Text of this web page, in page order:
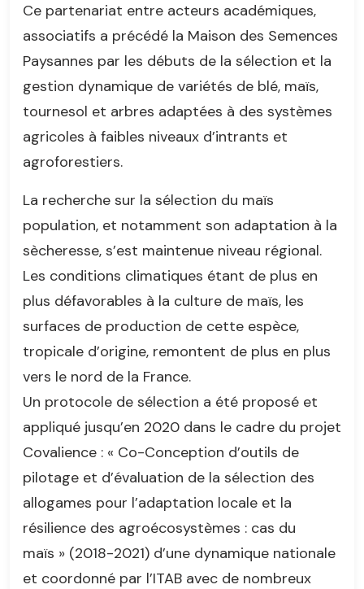
Ce partenariat entre acteurs académiques,
associatifs a précédé la Maison des Semences
Paysannes par les débuts de la sélection et la
gestion dynamique de variétés de blé, maïs,
tournesol et arbres adaptées à des systèmes
agricoles à faibles niveaux d’intrants et
agroforestiers.
La recherche sur la sélection du maïs
population, et notamment son adaptation à la
sècheresse, s’est maintenue niveau régional.
Les conditions climatiques étant de plus en
plus défavorables à la culture de maïs, les
surfaces de production de cette espèce,
tropicale d’origine, remontent de plus en plus
vers le nord de la France.
Un protocole de sélection a été proposé et
appliqué jusqu’en 2020 dans le cadre du projet
Covalience : « Co-Conception d’outils de
pilotage et d’évaluation de la sélection des
allogames pour l’adaptation locale et la
résilience des agroécosystèmes : cas du
maïs » (2018-2021) d’une dynamique nationale
et coordonné par l’ITAB avec de nombreux